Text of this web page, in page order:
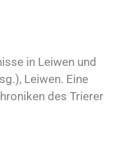
in Leiwen und
Leiwen. Eine
des Trierer